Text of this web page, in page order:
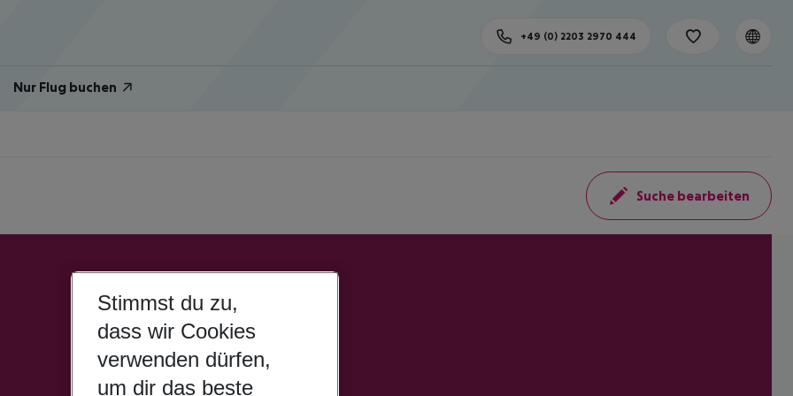
Nur Flug buchen
+49 (0) 2203 2970 444
Suche bearbeiten
Stimmst du zu,
dass wir Cookies
verwenden dürfen,
um dir das beste